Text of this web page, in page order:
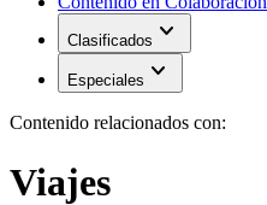
Clasificados expand_more
Especiales expand_more
Contenido relacionados con:
Viajes